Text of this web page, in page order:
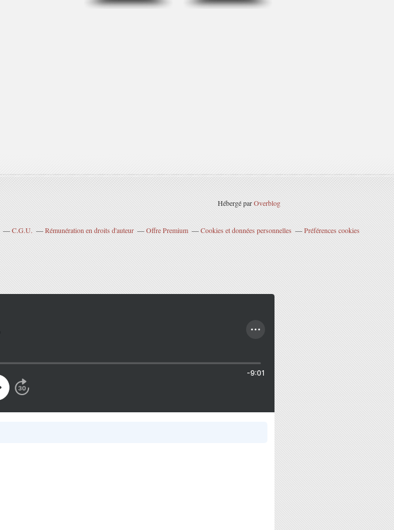
Hébergé parOverblog
C.G.U. Rémunération en droits d'auteur Offre Premium Cookies et données personnelles Préférences cookies
-9:01